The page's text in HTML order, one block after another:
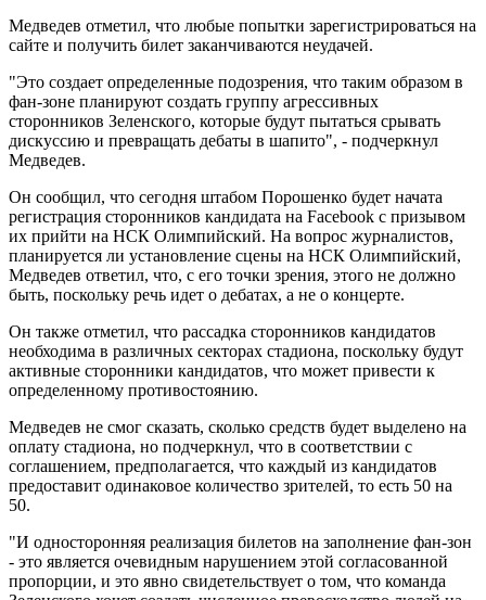
Медведев отметил, что любые попытки зарегистрироваться на
сайте и получить билет заканчиваются неудачей.
"Это создает определенные подозрения, что таким образом в
фан-зоне планируют создать группу агрессивных
сторонников Зеленского, которые будут пытаться срывать
дискуссию и превращать дебаты в шапито", - подчеркнул
Медведев.
Он сообщил, что сегодня штабом Порошенко будет начата
регистрация сторонников кандидата на Facebook с призывом
их прийти на НСК Олимпийский. На вопрос журналистов,
планируется ли установление сцены на НСК Олимпийский,
Медведев ответил, что, с его точки зрения, этого не должно
быть, поскольку речь идет о дебатах, а не о концерте.
Он также отметил, что рассадка сторонников кандидатов
необходима в различных секторах стадиона, поскольку будут
активные сторонники кандидатов, что может привести к
определенному противостоянию.
Медведев не смог сказать, сколько средств будет выделено на
оплату стадиона, но подчеркнул, что в соответствии с
соглашением, предполагается, что каждый из кандидатов
предоставит одинаковое количество зрителей, то есть 50 на
50.
"И односторонняя реализация билетов на заполнение фан-зон
- это является очевидным нарушением этой согласованной
пропорции, и это явно свидетельствует о том, что команда